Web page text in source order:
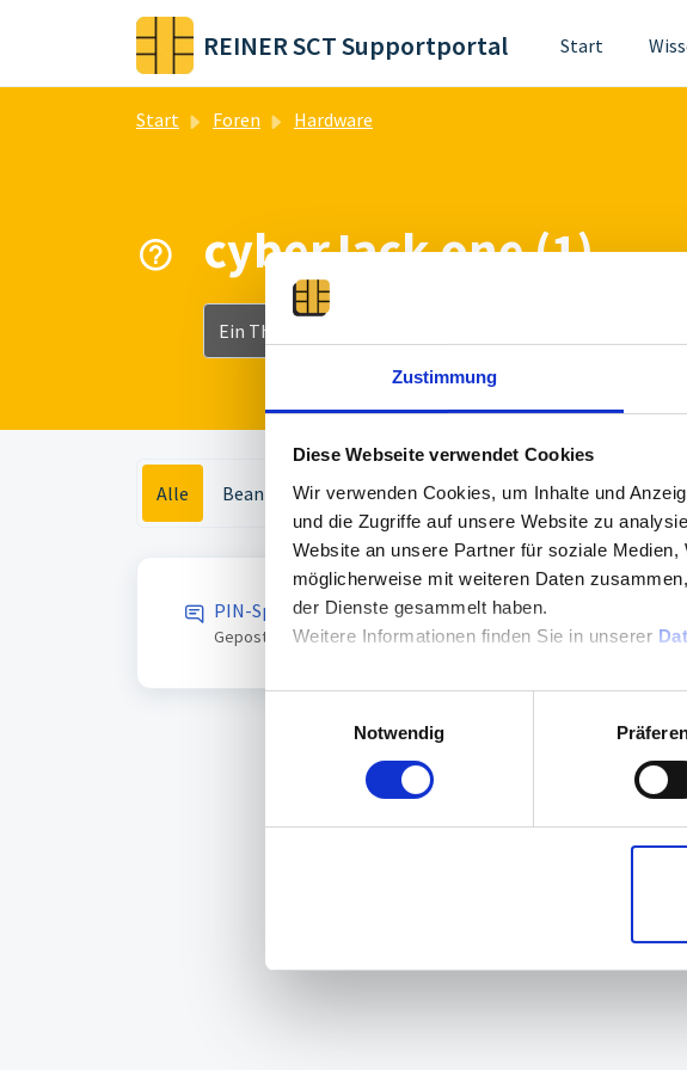
Zustimmung
Diese Webseite verwendet Cookies
Wir verwenden Cookies, um Inhalte und
und die Zugriffe auf unsere Website zu
Website an unsere Partner für soziale
möglicherweise mit weiteren Daten
der Dienste gesammelt haben.
Weitere Informationen finden Sie in unserer
u
Notwendig
Zum hauptsächlichen Inhalt gehen
REINER SCT Supportportal Start
Start Foren Hardware
cyberJack one (1)
Ein Thema veröffentlichen
Alle Beantwortet Nicht beantwortet
PIN-Sperre
Gepostet fast 4 Jahre hervon Karl-Heinz Butz, Letzte Antwort